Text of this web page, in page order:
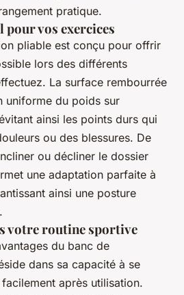
pratique.
vos exercices
pliable est conçu pour offrir
lors des différents
La surface rembourrée
uniforme du poids sur
ainsi les points durs qui
ou des blessures. De
ou décliner le dossier
une adaptation parfaite à
ainsi une posture
votre routine sportive
du banc de
dans sa capacité à se
après utilisation.